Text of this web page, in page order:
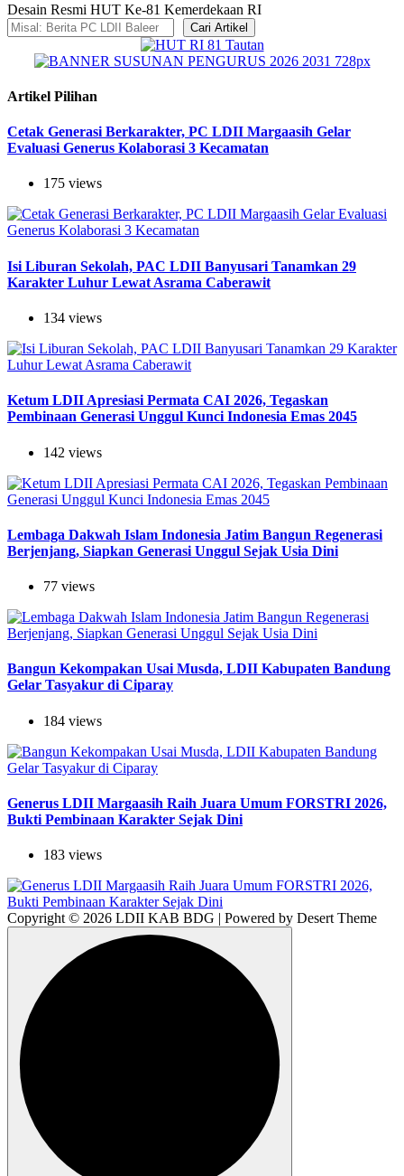
Desain Resmi HUT Ke-81 Kemerdekaan RI
Cari Artikel
Artikel Pilihan
Cetak Generasi Berkarakter, PC LDII Margaasih Gelar
Evaluasi Generus Kolaborasi 3 Kecamatan
175 views
Isi Liburan Sekolah, PAC LDII Banyusari Tanamkan 29
Karakter Luhur Lewat Asrama Caberawit
134 views
Ketum LDII Apresiasi Permata CAI 2026, Tegaskan
Pembinaan Generasi Unggul Kunci Indonesia Emas 2045
142 views
Lembaga Dakwah Islam Indonesia Jatim Bangun Regenerasi
Berjenjang, Siapkan Generasi Unggul Sejak Usia Dini
77 views
Bangun Kekompakan Usai Musda, LDII Kabupaten Bandung
Gelar Tasyakur di Ciparay
184 views
Generus LDII Margaasih Raih Juara Umum FORSTRI 2026,
Bukti Pembinaan Karakter Sejak Dini
183 views
Copyright © 2026 LDII KAB BDG | Powered by Desert Theme